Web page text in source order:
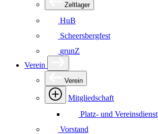
Zeltlager
HuB
Scheersbergfest
grunZ
Verein
Verein
Mitgliedschaft
Platz- und Vereinsdienst
Vorstand